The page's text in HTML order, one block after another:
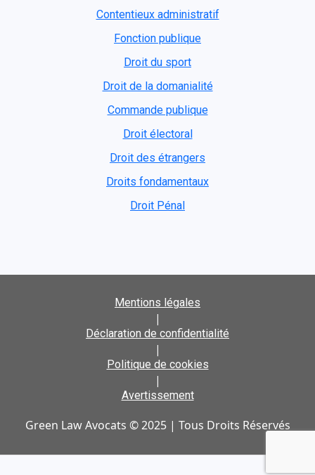
Contentieux administratif
Fonction publique
Droit du sport
Droit de la domanialité
Commande publique
Droit électoral
Droit des étrangers
Droits fondamentaux
Droit Pénal
Mentions légales
|
Déclaration de confidentialité
|
Politique de cookies
|
Avertissement
Green Law Avocats © 2025 | Tous Droits Réservés